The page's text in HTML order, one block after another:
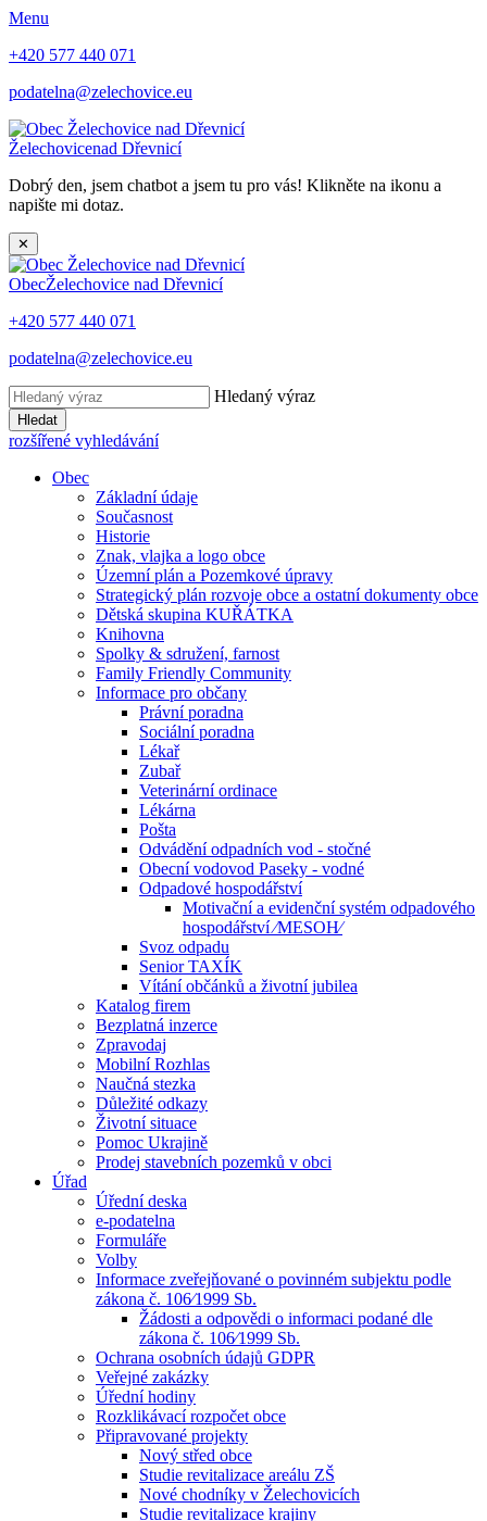
Menu
+420 577 440 071
podatelna@zelechovice.eu
Želechovicenad Dřevnicí
Dobrý den, jsem chatbot a jsem tu pro vás! Klikněte na ikonu a
napište mi dotaz.
✕
ObecŽelechovice nad Dřevnicí
+420 577 440 071
podatelna@zelechovice.eu
Hledaný výraz
Hledat
rozšířené vyhledávání
Obec
Základní údaje
Současnost
Historie
Znak, vlajka a logo obce
Územní plán a Pozemkové úpravy
Strategický plán rozvoje obce a ostatní dokumenty obce
Dětská skupina KUŘÁTKA
Knihovna
Spolky & sdružení, farnost
Family Friendly Community
Informace pro občany
Právní poradna
Sociální poradna
Lékař
Zubař
Veterinární ordinace
Lékárna
Pošta
Odvádění odpadních vod - stočné
Obecní vodovod Paseky - vodné
Odpadové hospodářství
Motivační a evidenční systém odpadového
hospodářství ⁄MESOH⁄
Svoz odpadu
Senior TAXÍK
Vítání občánků a životní jubilea
Katalog firem
Bezplatná inzerce
Zpravodaj
Mobilní Rozhlas
Naučná stezka
Důležité odkazy
Životní situace
Pomoc Ukrajině
Prodej stavebních pozemků v obci
Úřad
Úřední deska
e-podatelna
Formuláře
Volby
Informace zveřejňované o povinném subjektu podle
zákona č. 106⁄1999 Sb.
Žádosti a odpovědi o informaci podané dle
zákona č. 106⁄1999 Sb.
Ochrana osobních údajů GDPR
Veřejné zakázky
Úřední hodiny
Rozklikávací rozpočet obce
Připravované projekty
Nový střed obce
Studie revitalizace areálu ZŠ
Nové chodníky v Želechovicích
Studie revitalizace krajiny